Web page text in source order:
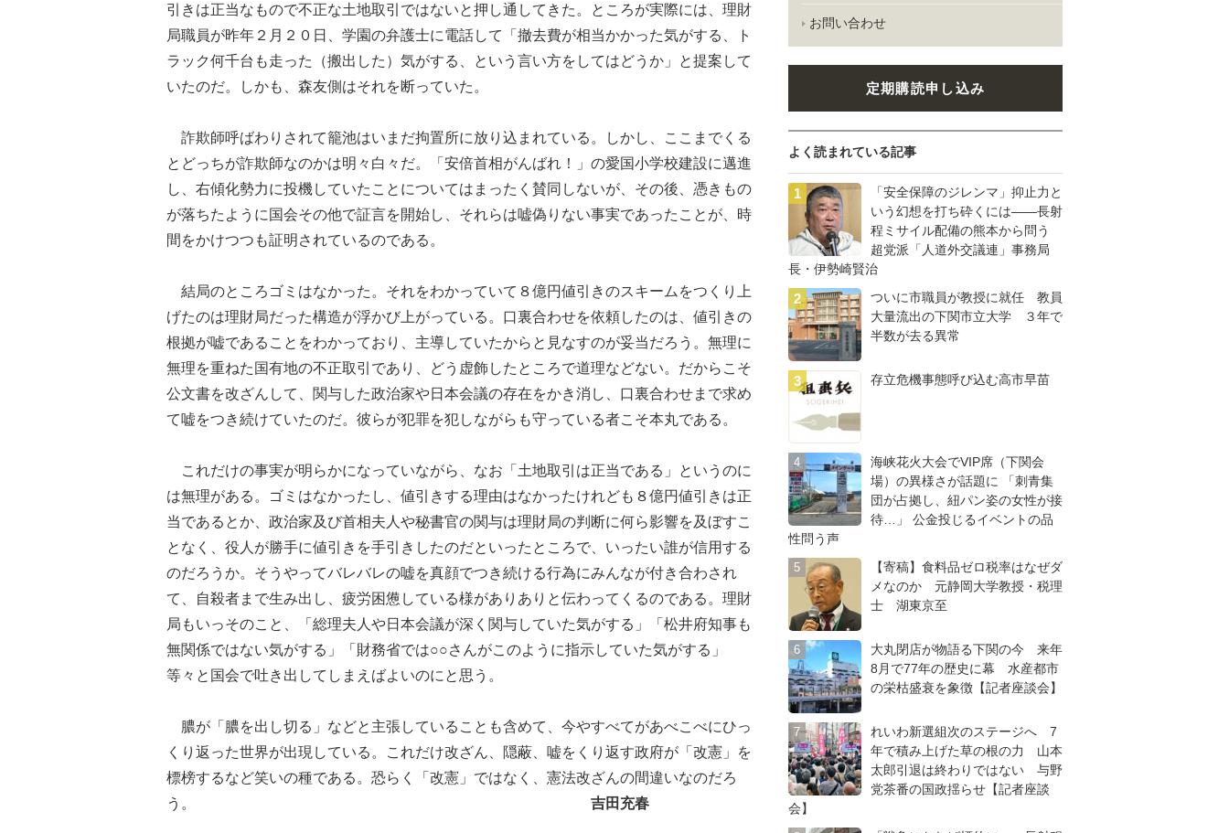
引きは正当なもので不正な土地取引ではないと押し通してきた。ところが実際には、理財
局職員が昨年２月２０日、学園の弁護士に電話して「撤去費が相当かかった気がする、ト
ラック何千台も走った（搬出した）気がする、という言い方をしてはどうか」と提案して
いたのだ。しかも、森友側はそれを断っていた。
詐欺師呼ばわりされて籠池はいまだ拘置所に放り込まれている。しかし、ここまでくる
とどっちが詐欺師なのかは明々白々だ。「安倍首相がんばれ！」の愛国小学校建設に邁進
し、右傾化勢力に投機していたことについてはまったく賛同しないが、その後、憑きもの
が落ちたように国会その他で証言を開始し、それらは嘘偽りない事実であったことが、時
間をかけつつも証明されているのである。
結局のところゴミはなかった。それをわかっていて８億円値引きのスキームをつくり上
げたのは理財局だった構造が浮かび上がっている。口裏合わせを依頼したのは、値引きの
根拠が嘘であることをわかっており、主導していたからと見なすのが妥当だろう。無理に
無理を重ねた国有地の不正取引であり、どう虚飾したところで道理などない。だからこそ
公文書を改ざんして、関与した政治家や日本会議の存在をかき消し、口裏合わせまで求め
て嘘をつき続けていたのだ。彼らが犯罪を犯しながらも守っている者こそ本丸である。
これだけの事実が明らかになっていながら、なお「土地取引は正当である」というのに
は無理がある。ゴミはなかったし、値引きする理由はなかったけれども８億円値引きは正
当であるとか、政治家及び首相夫人や秘書官の関与は理財局の判断に何ら影響を及ぼすこ
となく、役人が勝手に値引きを手引きしたのだといったところで、いったい誰が信用する
のだろうか。そうやってバレバレの嘘を真顔でつき続ける行為にみんなが付き合わされ
て、自殺者まで生み出し、疲労困憊している様がありありと伝わってくるのである。理財
局もいっそのこと、「総理夫人や日本会議が深く関与していた気がする」「松井府知事も
無関係ではない気がする」「財務省では○○さんがこのように指示していた気がする」
等々と国会で吐き出してしまえばよいのにと思う。
膿が「膿を出し切る」などと主張していることも含めて、今やすべてがあべこべにひっ
くり返った世界が出現している。これだけ改ざん、隠蔽、嘘をくり返す政府が「改憲」を
標榜するなど笑いの種である。恐らく「改憲」ではなく、憲法改ざんの間違いなのだろ
う。 吉田充春
お問い合わせ
定期購読申し込み
よく読まれている記事
「安全保障のジレンマ」抑止力と
いう幻想を打ち砕くには――長射
程ミサイル配備の熊本から問う
超党派「人道外交議連」事務局
長・伊勢崎賢治
ついに市職員が教授に就任 教員
大量流出の下関市立大学 ３年で
半数が去る異常
存立危機事態呼び込む高市早苗
海峡花火大会でVIP席（下関会
場）の異様さが話題に 「刺青集
団が占拠し、紐パン姿の女性が接
待…」 公金投じるイベントの品
性問う声
【寄稿】食料品ゼロ税率はなぜダ
メなのか 元静岡大学教授・税理
士 湖東京至
大丸閉店が物語る下関の今 来年
8月で77年の歴史に幕 水産都市
の栄枯盛衰を象徴【記者座談会】
れいわ新選組次のステージへ 7
年で積み上げた草の根の力 山本
太郎引退は終わりではない 与野
党茶番の国政揺らせ【記者座談
会】